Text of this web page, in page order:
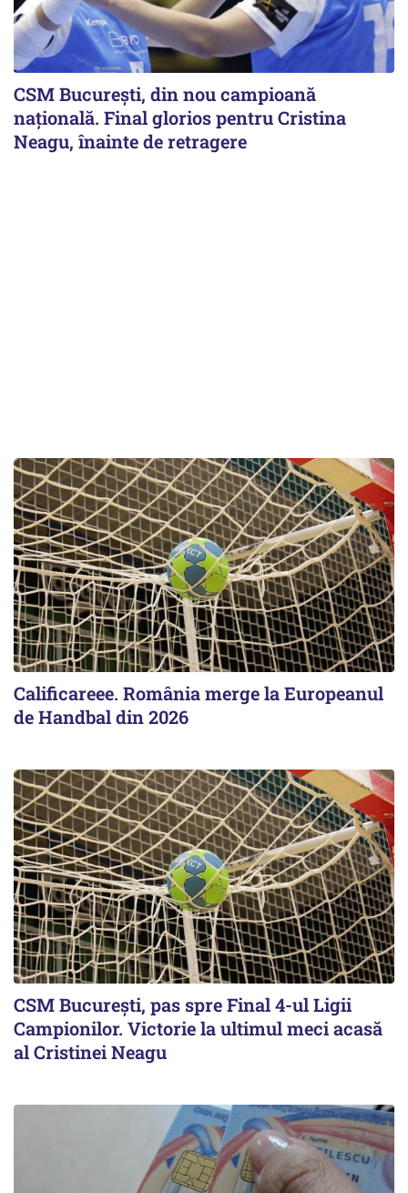
CSM București, din nou campioană
națională. Final glorios pentru Cristina
Neagu, înainte de retragere
Calificareee. România merge la Europeanul
de Handbal din 2026
CSM Bucureşti, pas spre Final 4-ul Ligii
Campionilor. Victorie la ultimul meci acasă
al Cristinei Neagu